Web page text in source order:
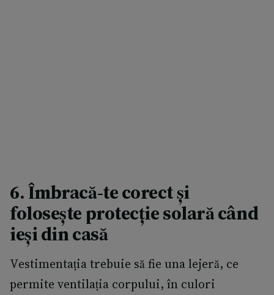
6. Îmbracă-te corect și
folosește protecție solarăcând
ieși din casă
Vestimentația trebuie să fie una lejeră, ce
permite ventilația corpului, în culori